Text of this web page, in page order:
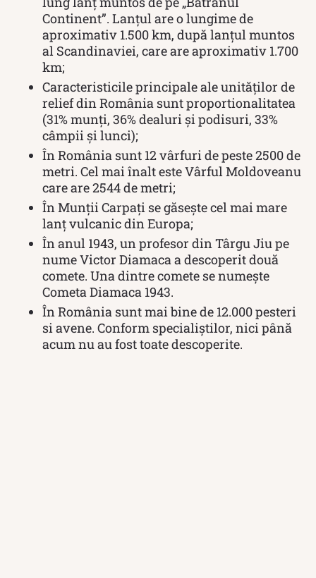
Continent”. Lanțul are o lungime de
aproximativ 1.500 km, după lanțul muntos
al Scandinaviei, care are aproximativ 1.700
km;
Caracteristicile principale ale unităților de
relief din România sunt proportionalitatea
(31% munți, 36% dealuri și podisuri, 33%
câmpii și lunci);
În România sunt 12 vârfuri de peste 2500 de
metri. Cel mai înalt este Vârful Moldoveanu
care are 2544 de metri;
În Munții Carpați se găsește cel mai mare
lanț vulcanic din Europa;
În anul 1943, un profesor din Târgu Jiu pe
nume Victor Diamaca a descoperit două
comete. Una dintre comete se numește
Cometa Diamaca 1943.
În România sunt mai bine de 12.000 pesteri
si avene. Conform specialiștilor, nici până
acum nu au fost toate descoperite.